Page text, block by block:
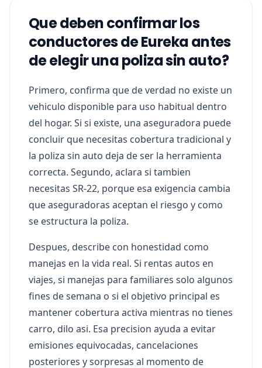
Que deben confirmar los
conductores de Eureka antes
de elegir una poliza sin auto?
Primero, confirma que de verdad no existe un
vehiculo disponible para uso habitual dentro
del hogar. Si si existe, una aseguradora puede
concluir que necesitas cobertura tradicional y
la poliza sin auto deja de ser la herramienta
correcta. Segundo, aclara si tambien
necesitas SR-22, porque esa exigencia cambia
que aseguradoras aceptan el riesgo y como
se estructura la poliza.
Despues, describe con honestidad como
manejas en la vida real. Si rentas autos en
viajes, si manejas para familiares solo algunos
fines de semana o si el objetivo principal es
mantener cobertura activa mientras no tienes
carro, dilo asi. Esa precision ayuda a evitar
emisiones equivocadas, cancelaciones
posteriores y sorpresas al momento de